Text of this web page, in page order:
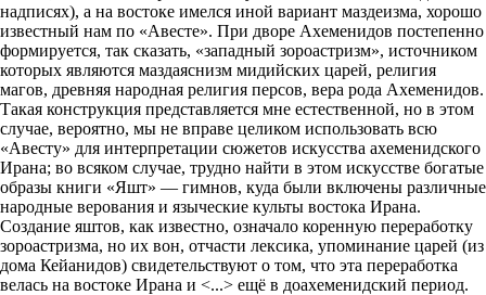
надписях), а на востоке имелся иной вариант маздеизма, хорошо
известный нам по «Авесте». При дворе Ахеменидов постепенно
формируется, так сказать, «западный зороастризм», источником
которых являются маздаяснизм мидийских царей, религия
магов, древняя народная религия персов, вера рода Ахеменидов.
Такая конструкция представляется мне естественной, но в этом
случае, вероятно, мы не вправе целиком использовать всю
«Авесту» для интерпретации сюжетов искусства ахеменидского
Ирана; во всяком случае, трудно найти в этом искусстве богатые
образы книги «Яшт» — гимнов, куда были включены различные
народные верования и языческие культы востока Ирана.
Создание яштов, как известно, означало коренную переработку
зороастризма, но их вон, отчасти лексика, упоминание царей (из
дома Кейанидов) свидетельствуют о том, что эта переработка
велась на востоке Ирана и <...> ещё в доахеменидский период.